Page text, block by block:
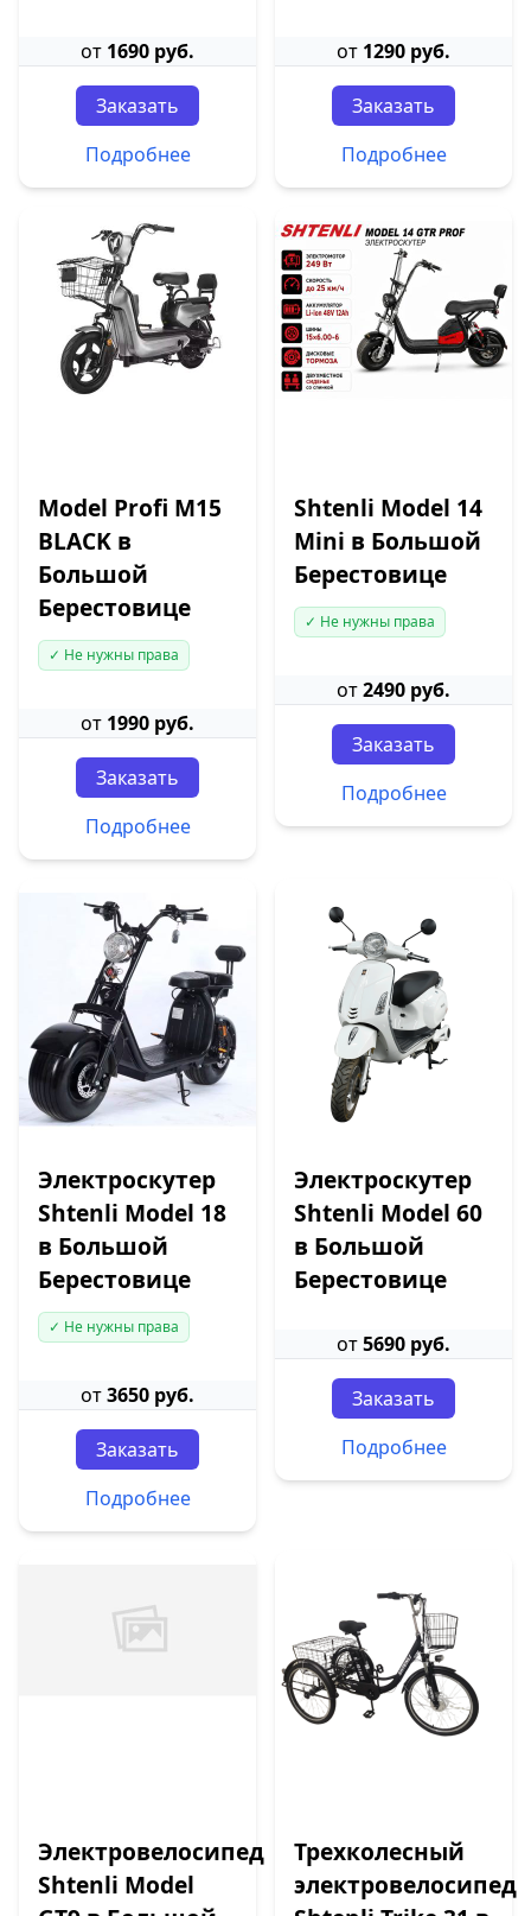
от 1690 руб.
Заказать
Подробнее
от 1290 руб.
Заказать
Подробнее
Model Profi M15
BLACK в
Большой
Берестовице
✓ Не нужны права
от 1990 руб.
Заказать
Подробнее
Shtenli Model 14
Mini в Большой
Берестовице
✓ Не нужны права
от2490 руб.
Заказать
Подробнее
Электроскутер
Shtenli Model 18
в Большой
Берестовице
✓ Не нужны права
от3650 руб.
Заказать
Подробнее
Электроскутер
Shtenli Model 60
в Большой
Берестовице
от5690 руб.
Заказать
Подробнее
Электровелосипед
Shtenli Model
Трехколесный
электровелосипед